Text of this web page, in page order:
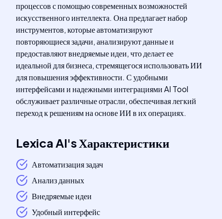
процессов с помощью современных возможностей
искусственного интеллекта. Она предлагает набор
инструментов, которые автоматизируют
повторяющиеся задачи, анализируют данные и
предоставляют внедряемые идеи, что делает ее
идеальной для бизнеса, стремящегося использовать ИИ
для повышения эффективности. С удобными
интерфейсами и надежными интеграциями AI Tool
обслуживает различные отрасли, обеспечивая легкий
переход к решениям на основе ИИ в их операциях.
Lexica AI'sХарактеристики
Автоматизация задач
Анализ данных
Внедряемые идеи
Удобный интерфейс